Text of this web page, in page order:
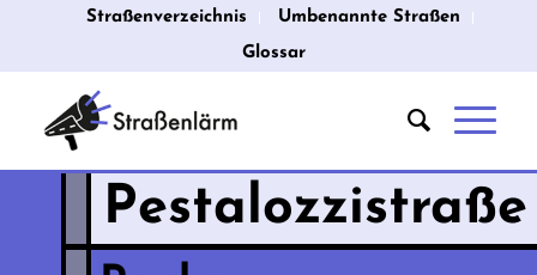
Straßenverzeichnis
Umbenannte Straßen
Glossar
Pestalozzistraße